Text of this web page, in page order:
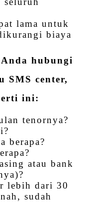
lama untuk
biaya
hubungi
SMS center,
ini:
tenornya?
berapa?
atau bank
lebih dari 30
sudah